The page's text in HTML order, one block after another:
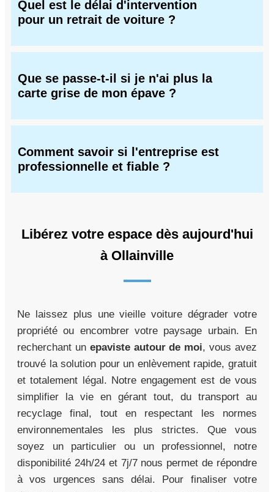
Quel est le délai d'intervention
pour un retrait de voiture ?
Que se passe-t-il si je n'ai plus la
carte grise de mon épave ?
Comment savoir si l'entreprise est
professionnelle et fiable ?
Libérez votre espace dès aujourd'hui
à Ollainville
Ne laissez plus une vieille voiture dégrader votre
propriété ou encombrer votre paysage urbain. En
recherchant un epaviste autour de moi, vous avez
trouvé la solution pour un enlèvement rapide, gratuit
et totalement légal. Notre engagement est de vous
simplifier la vie en gérant tout, du transport au
recyclage final, tout en respectant les normes
environnementales les plus strictes. Que vous
soyez un particulier ou un professionnel, notre
disponibilité 24h/24 et 7j/7 nous permet de répondre
à vos urgences sans délai. Pour finaliser votre